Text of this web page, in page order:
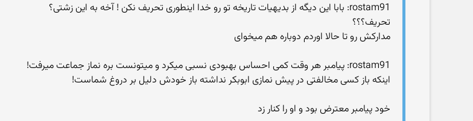
rostam91: بابا این دیگه از بدیهیات تاریخه تو رو خدا اینطوری تحریف نکن ! آخه به این زشتی؟
تحریف؟؟؟
مدارکش رو تا حالا اوردم دوباره هم میخوای
rostam91: پیامبر هر وقت کمی احساس بهبودی نسبی میکرد و میتونست بره نماز جماعت میرفت!
اینکه باز کسی مخالفتی در پیش نمازی ابوبکر نداشته باز خودش دلیل بر دروغ شماست!
خود پیامبر معترض بود و او را کنار زد